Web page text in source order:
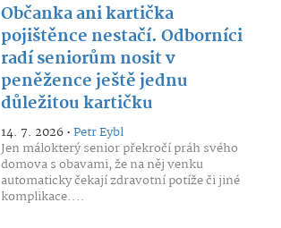
Občanka ani kartička
pojištěnce nestačí. Odborníci
radí seniorům nosit v
peněžence ještě jednu
důležitou kartičku
14. 7. 2026 •Petr Eybl
Jen málokterý senior překročí práh svého
domova s obavami, že na něj venku
automaticky čekají zdravotní potíže či jiné
komplikace....